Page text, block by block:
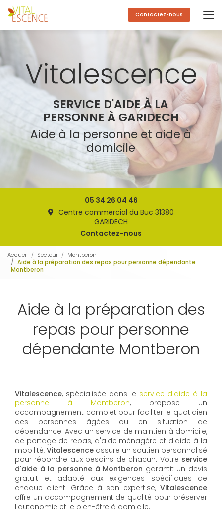
Aller
au
contenu
principal
Contactez-nous
SERVICE D'AIDE À LA
PERSONNE À GARIDECH
Aide à la personne et aide à
domicile
05 34 26 04 46
Centre commercial du Buc 31380
GARIDECH
Contactez-nous
Accueil Secteur
Montberon
Aide à la préparation des repas pour personne dépendante
Montberon
Aide à la préparation des
repas pour personne
dépendante Montberon
Vitalescence, spécialisée dans le service d'aide à la
personne à Montberon, propose un
accompagnement complet pour faciliter le quotidien
des personnes âgées ou en situation de
dépendance. Avec un service de maintien à domicile,
de portage de repas, d'aide ménagère et d'aide à la
mobilité, Vitalescence assure un soutien personnalisé
pour répondre aux besoins de chacun. Votre service
d'aide à la personne à Montberon garantit un devis
gratuit et adapté aux exigences spécifiques de
chaque client. Grâce à son expertise, Vitalescence
offre un accompagnement de qualité pour préserver
l'autonomie et le bien-être à domicile.